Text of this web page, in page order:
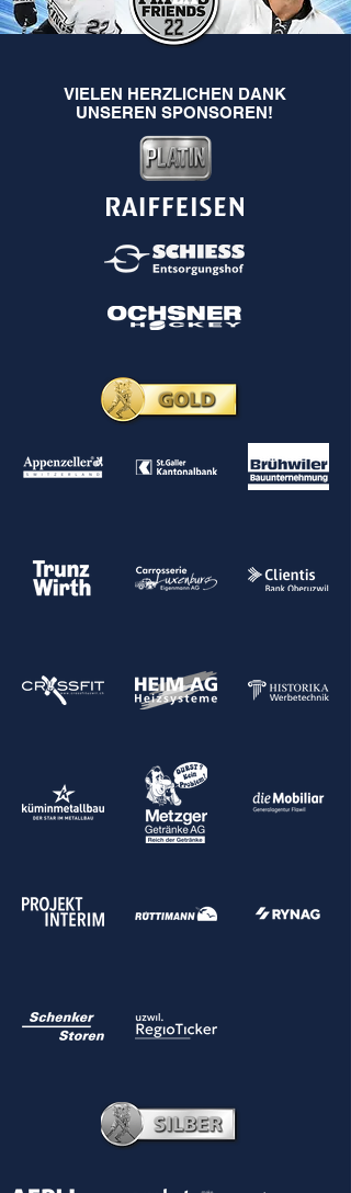
VIELEN HERZLICHEN DANK
UNSEREN SPONSOREN!